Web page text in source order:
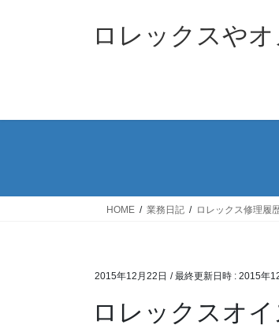
ス
ン
ロレックスや
HOME 業務日記 ロレックス修理履
2015年12月22日 / 最終更新日時 : 2015年
ロレックスオ